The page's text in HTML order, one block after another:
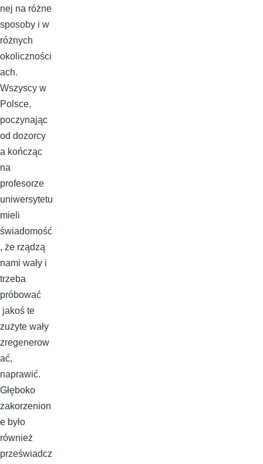
nej na różne
sposoby i w
różnych
okoliczności
ach.
Wszyscy w
Polsce,
poczynając
od dozorcy
a kończąc
na
profesorze
uniwersytetu
mieli
świadomość
, że rządzą
nami wały i
trzeba
próbować
jakoś te
zużyte wały
zregenerow
ać,
naprawić.
Głęboko
zakorzenion
e było
również
przeświadcz